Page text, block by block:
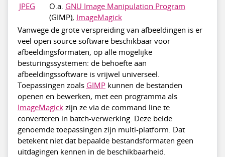
JPEG
O.a. GNU Image Manipulation Program
(GIMP), ImageMagick
Vanwege de grote verspreiding van afbeeldingen is er
veel open source software beschikbaar voor
afbeeldingsformaten, op alle mogelijke
besturingssystemen: de behoefte aan
afbeeldingssoftware is vrijwel universeel.
Toepassingen zoals GIMPkunnen de bestanden
openen en bewerken, met een programma als
ImageMagickzijn ze via de command line te
converteren in batch-verwerking. Deze beide
genoemde toepassingen zijn multi-platform. Dat
betekent niet dat bepaalde bestandsformaten geen
uitdagingen kennen in de beschikbaarheid.